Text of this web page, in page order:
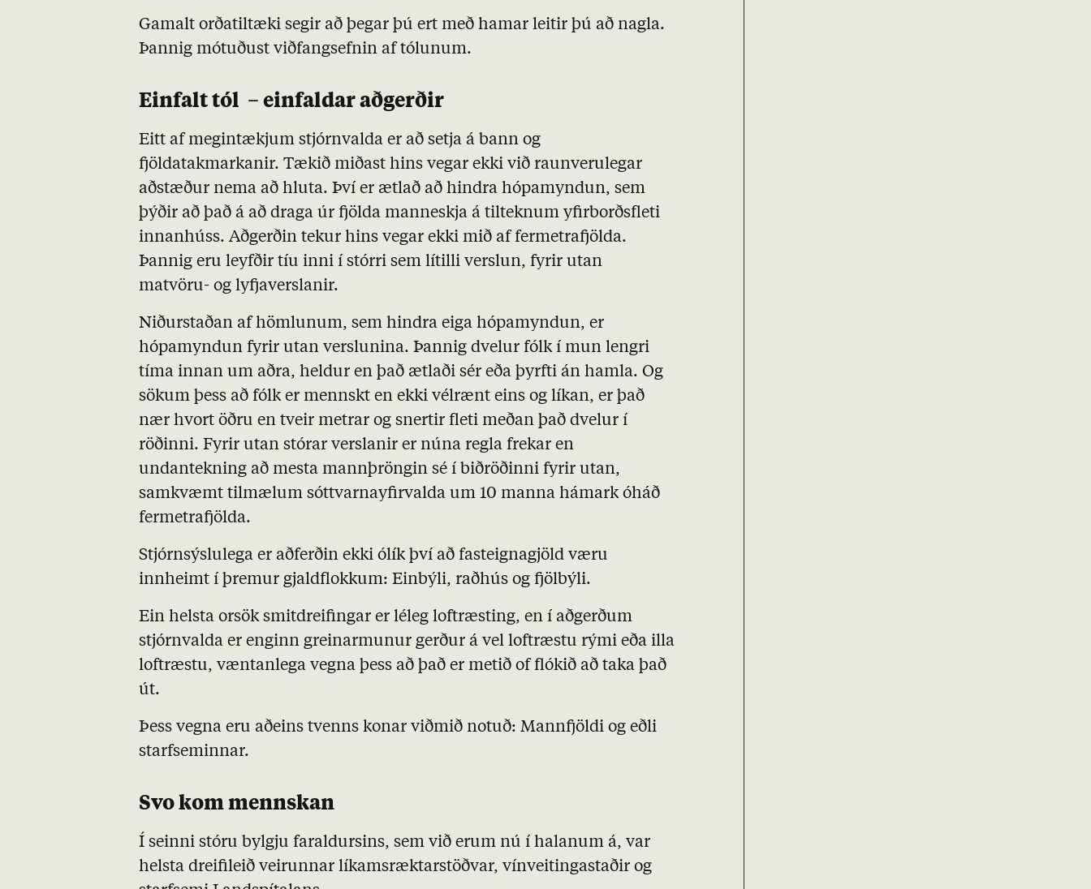
Gamalt orðatiltæki segir að þegar þú ert með hamar leitir þú að nagla.
Þannig mótuðust viðfangsefnin af tólunum.
Einfalt tól – einfaldar aðgerðir
Eitt af megintækjum stjórnvalda er að setja á bann og
fjöldatakmarkanir. Tækið miðast hins vegar ekki við raunverulegar
aðstæður nema að hluta. Því er ætlað að hindra hópamyndun, sem
þýðir að það á að draga úr fjölda manneskja á tilteknum yfirborðsfleti
innanhúss. Aðgerðin tekur hins vegar ekki mið af fermetrafjölda.
Þannig eru leyfðir tíu inni í stórri sem lítilli verslun, fyrir utan
matvöru- og lyfjaverslanir.
Niðurstaðan af hömlunum, sem hindra eiga hópamyndun, er
hópamyndun fyrir utan verslunina. Þannig dvelur fólk í mun lengri
tíma innan um aðra, heldur en það ætlaði sér eða þyrfti án hamla. Og
sökum þess að fólk er mennskt en ekki vélrænt eins og líkan, er það
nær hvort öðru en tveir metrar og snertir fleti meðan það dvelur í
röðinni. Fyrir utan stórar verslanir er núna regla frekar en
undantekning að mesta mannþröngin sé í biðröðinni fyrir utan,
samkvæmt tilmælum sóttvarnayfirvalda um 10 manna hámark óháð
fermetrafjölda.
Stjórnsýslulega er aðferðin ekki ólík því að fasteignagjöld væru
innheimt í þremur gjaldflokkum: Einbýli, raðhús og fjölbýli.
Ein helsta orsök smitdreifingar er léleg loftræsting, en í aðgerðum
stjórnvalda er enginn greinarmunur gerður á vel loftræstu rými eða illa
loftræstu, væntanlega vegna þess að það er metið of flókið að taka það
út.
Þess vegna eru aðeins tvenns konar viðmið notuð: Mannfjöldi og eðli
starfseminnar.
Svo kom mennskan
Í seinni stóru bylgju faraldursins, sem við erum nú í halanum á, var
helsta dreifileið veirunnar líkamsræktarstöðvar, vínveitingastaðir og